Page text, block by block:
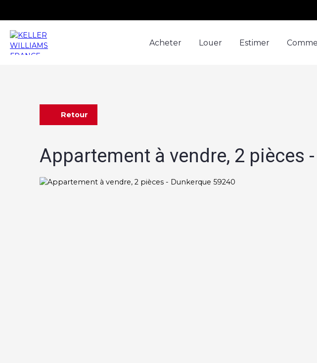
Acheter Louer Estimer
Retour
Appartement à vendre, 2 pièces